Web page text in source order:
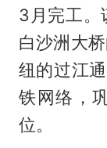
3月完工。
白沙洲大
纽的过江
铁网络，
位。